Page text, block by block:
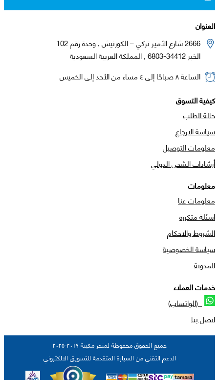
العنوان
2666 شارع الأمير تركي – الكورنيش , وحدة رقم 102
الخبر 34412-6803 , المملكة العربية السعودية
الساعة ٨ صباحًا إلى ٤ مساء من الأحد إلى الخميس
كيفية التسوق
حالة الطلب
سياسة الارجاع
معلومات التوصيل
أرشادات الشحن الدولي
معلومات
معلومات عنا
اسئلة متكرره
الشروط والاحكام
سياسة الخصوصية
المدونة
خدمات العملاء
(الواتساب)
اتصل بنا
جميع الحقوق محفوظة لمتجر مكينة ٢٠١٩-٢٠٢٥
الدعم التقني من السيارة المتقدمة للتسويق الالكتروني